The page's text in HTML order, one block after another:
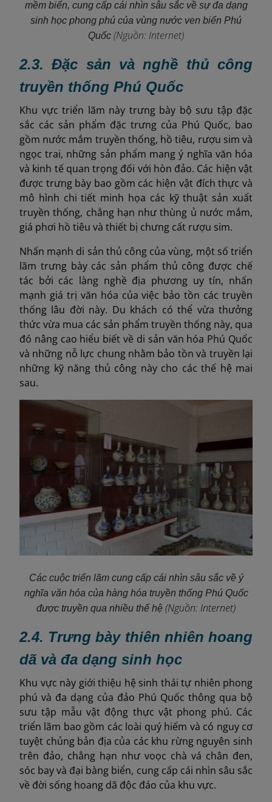
mềm biển, cung cấp cái nhìn sâu sắc về sự đa dạng
sinh học phong phú của vùng nước ven biển Phú
Quốc (Nguồn: Internet)
2.3. Đặc sản và nghề thủ công
truyền thống Phú Quốc
Khu vực triển lãm này trưng bày bộ sưu tập đặc
sắc các sản phẩm đặc trưng của Phú Quốc, bao
gồm nước mắm truyền thống, hồ tiêu, rượu sim và
ngọc trai, những sản phẩm mang ý nghĩa văn hóa
và kinh tế quan trọng đối với hòn đảo. Các hiện vật
được trưng bày bao gồm các hiện vật đích thực và
mô hình chi tiết minh họa các kỹ thuật sản xuất
truyền thống, chẳng hạn như thùng ủ nước mắm,
giá phơi hồ tiêu và thiết bị chưng cất rượu sim.
Nhấn mạnh di sản thủ công của vùng, một số triển
lãm trưng bày các sản phẩm thủ công được chế
tác bởi các làng nghề địa phương uy tín, nhấn
mạnh giá trị văn hóa của việc bảo tồn các truyền
thống lâu đời này. Du khách có thể vừa thưởng
thức vừa mua các sản phẩm truyền thống này, qua
đó nâng cao hiểu biết về di sản văn hóa Phú Quốc
và những nỗ lực chung nhằm bảo tồn và truyền lại
những kỹ năng thủ công này cho các thế hệ mai
sau.
Các cuộc triển lãm cung cấp cái nhìn sâu sắc về ý
nghĩa văn hóa của hàng hóa truyền thống Phú Quốc
được truyền qua nhiều thế hệ (Nguồn: Internet)
2.4. Trưng bày thiên nhiên hoang
dã và đa dạng sinh học
Khu vực này giới thiệu hệ sinh thái tự nhiên phong
phú và đa dạng của đảo Phú Quốc thông qua bộ
sưu tập mẫu vật động thực vật phong phú. Các
triển lãm bao gồm các loài quý hiếm và có nguy cơ
tuyệt chủng bản địa của các khu rừng nguyên sinh
trên đảo, chẳng hạn như voọc chà vá chân đen,
sóc bay và đại bàng biển, cung cấp cái nhìn sâu sắc
về đời sống hoang dã độc đáo của khu vực.